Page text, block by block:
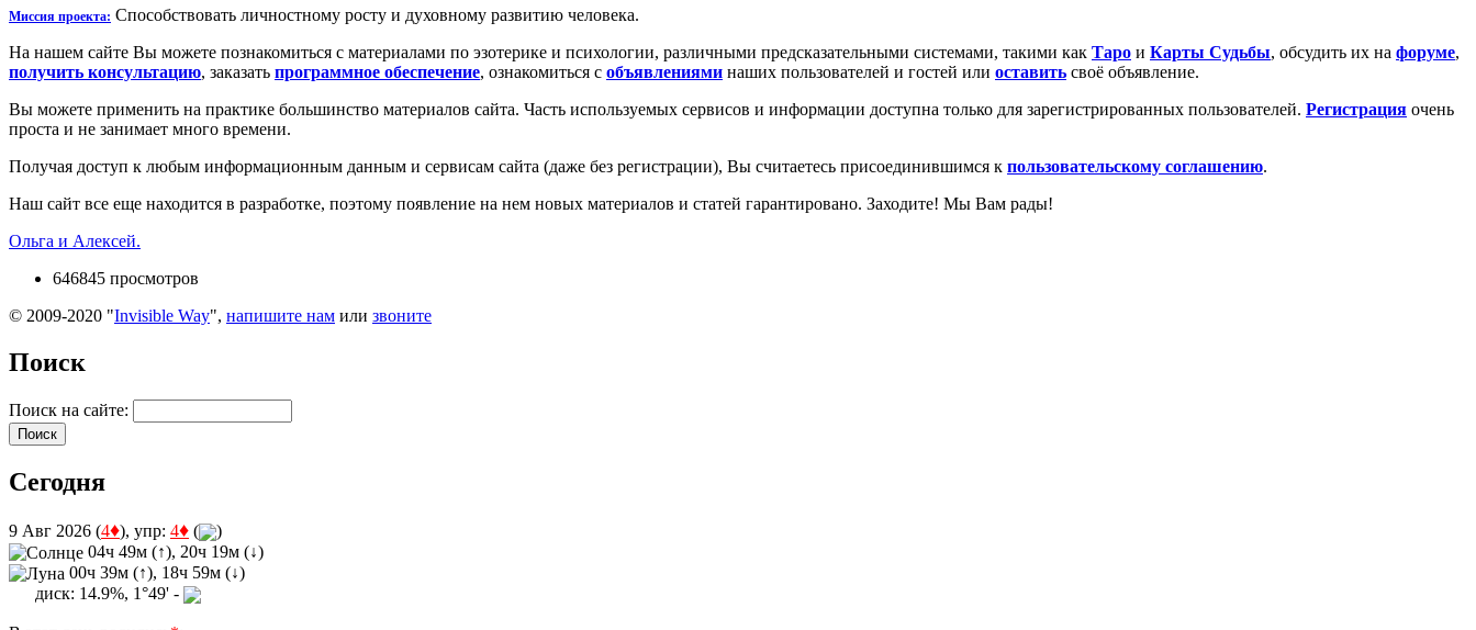
Миссия проекта: Способствовать личностному росту и духовному развитию человека.
На нашем сайте Вы можете познакомиться с материалами по эзотерике и психологии, различными предсказательными системами, такими как Таро и Карты Судьбы, обсудить их на форуме,
получить консультацию, заказать программное обеспечение, ознакомиться с объявлениями наших пользователей и гостей или оставить своё объявление.
Вы можете применить на практике большинство материалов сайта. Часть используемых сервисов и информации доступна только для зарегистрированных пользователей. Регистрация очень
проста и не занимает много времени.
Получая доступ к любым информационным данным и сервисам сайта (даже без регистрации), Вы считаетесь присоединившимся к пользовательскому соглашению.
Наш сайт все еще находится в разработке, поэтому появление на нем новых материалов и статей гарантировано. Заходите! Мы Вам рады!
Ольга и Алексей.
646845 просмотров
© 2009-2020 "Invisible Way", напишите нам или звоните
Поиск
Поиск на сайте:
Сегодня
9 Авг 2026 (4♦), упр: 4♦ (
)
04ч 49м (↑), 20ч 19м (↓)
00ч 39м (↑), 18ч 59м (↓)
диск: 14.9%, 1°49' -